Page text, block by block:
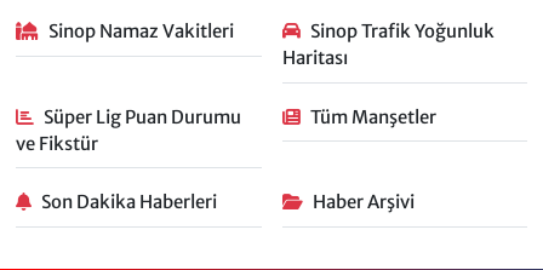
Sinop Namaz Vakitleri
Sinop Trafik Yoğunluk
Haritası
Süper Lig Puan Durumu
ve Fikstür
Tüm Manşetler
Son Dakika Haberleri Haber Arşivi